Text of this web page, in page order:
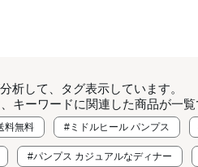
析して、タグ表示しています。
キーワードに関連した商品が一覧
料無料 #ミドルヒール パンプス
#パンプス カジュアルなディナー